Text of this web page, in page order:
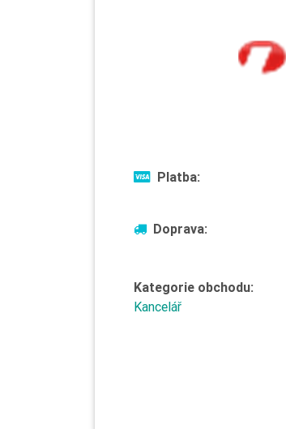
Platba:
Doprava:
Kategorie obchodu:
Kancelář